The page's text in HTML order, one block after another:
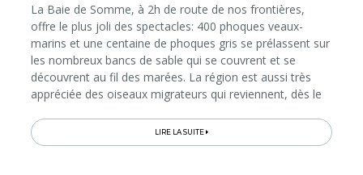
La Baie de Somme, à 2h de route de nos frontières,
offre le plus joli des spectacles: 400 phoques veaux-
marins et une centaine de phoques gris se prélassent sur
les nombreux bancs de sable qui se couvrent et se
découvrent au fil des marées. La région est aussi très
appréciée des oiseaux migrateurs qui reviennent, dès le
naturelle...
LIRE LA SUITE